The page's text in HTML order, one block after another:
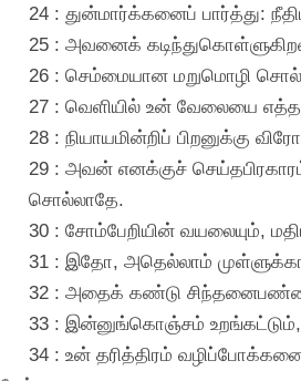
24 : துன்மார்க்கனைப் பார்த்து:
25 : அவனைக்
26 : செம்மையான மறுமொழி
27 : வெளியில் உன் வேலையை
28 : நியாயமின்றிப் பிறனுக்கு
29 : அவன் எனக்குச்
சொல்லாதே.
30 : சோம்பேறியின் வயலையும்,
31 : இதோ, அதெல்லாம்
32 : அதைக் கண்டு
33 : இன்னுங்கொஞ்சம்
34 : உன் தரித்திரம்